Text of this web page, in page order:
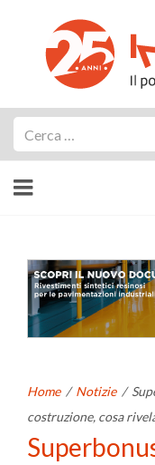
Home / Notizie /
costruzione, cosa